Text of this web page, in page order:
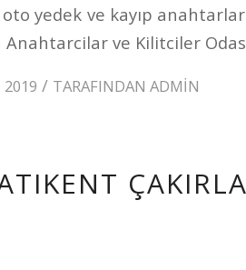
yedek ve kayıp
ve Kilitciler
/ TARAFINDAN ADMIN